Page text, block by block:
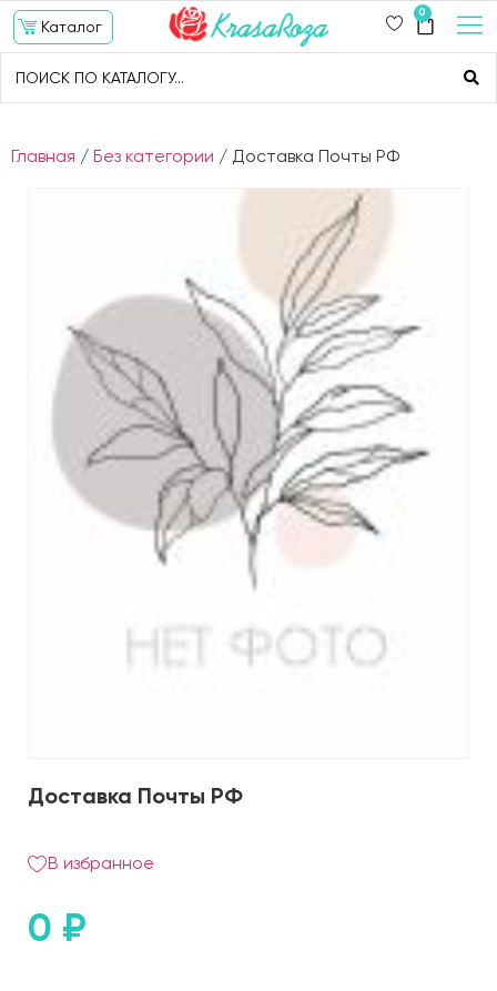
Каталог
0
Главная / Без категории / Доставка Почты РФ
Доставка Почты РФ
В избранное
0 ₽